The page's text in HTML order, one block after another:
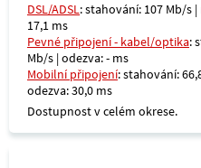
DSL/ADSL: stahování: 107 Mb/s
17,1 ms
Pevné připojení - kabel/optika:
Mb/s | odezva: - ms
Mobilní připojení: stahování:
odezva: 30,0 ms
Dostupnost v celém okrese.